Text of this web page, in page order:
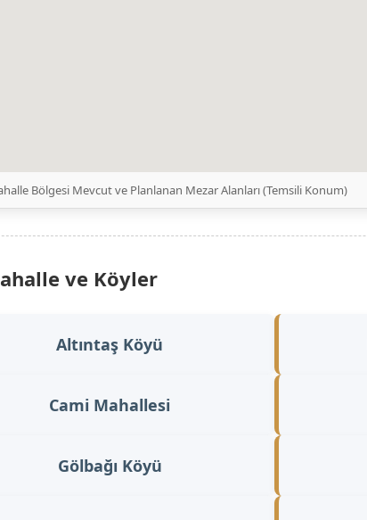
Bölgesi Mevcut ve Planlanan Mezar Alanları (Temsili Konum)
ve Köyler
Altıntaş Köyü
Cami Mahallesi
Gölbağı Köyü